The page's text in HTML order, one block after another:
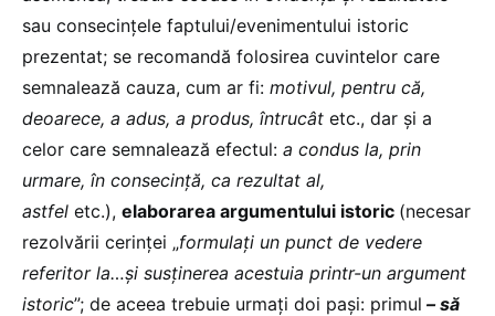
sau consecințele faptului/evenimentului istoric
prezentat; se recomandă folosirea cuvintelor care
semnalează cauza, cum ar fi: motivul, pentru că,
deoarece, a adus, a produs, întrucât etc., dar și a
celor care semnalează efectul: a condus la, prin
urmare, în consecință, ca rezultat al,
astfel etc.), elaborarea argumentului istoric (necesar
rezolvării cerinței „formulați un punct de vedere
referitor la…și susținerea acestuia printr-un argument
istoric”; de aceea trebuie urmați doi pași: primul – să